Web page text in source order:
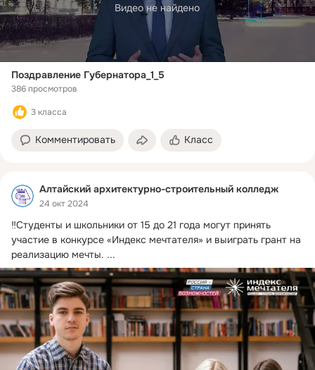
Видео не найдено
Поздравление Губернатора_1_5
386 просмотров
3 класса
Комментировать Класс
Алтайский архитектурно-строительный колледж
24 окт 2024
‼️Студенты и школьники от 15 до 21 года могут принять
участие в конкурсе «Индекс мечтателя» и выиграть грант на
реализацию мечты. ...